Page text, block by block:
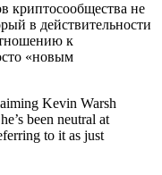
криптосообщества не
в действительности
к
«новым
Kevin Warsh
been neutral at
to it as just